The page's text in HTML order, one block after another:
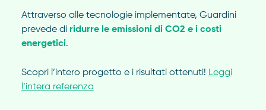
Attraverso alle tecnologie implementate, Guardini
prevede di ridurre le emissioni di CO2 e i costi
energetici.
Scopri l’intero progetto e i risultati ottenuti! Leggi
l’intera referenza